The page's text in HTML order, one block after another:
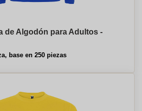
de Algodón para Adultos -
base en 250 piezas